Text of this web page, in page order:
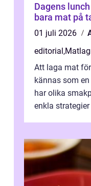
Dagens lunch i
bara mat på
01 juli 2026
editorial,
Att laga mat
kännas som
har olika
enkla